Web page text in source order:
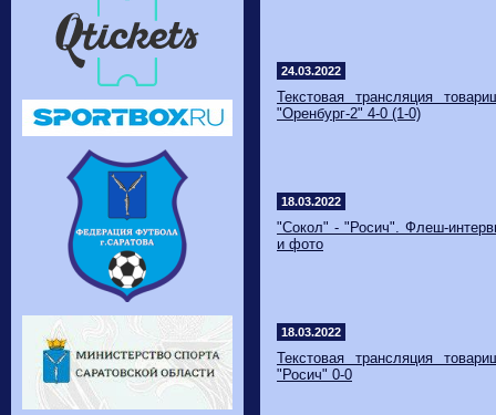
24.03.2022
Текстовая трансляция
"Оренбург-2" 4-0 (1-0)
18.03.2022
"Сокол" - "Росич". Флеш-
и фото
18.03.2022
Текстовая трансляция
"Росич" 0-0